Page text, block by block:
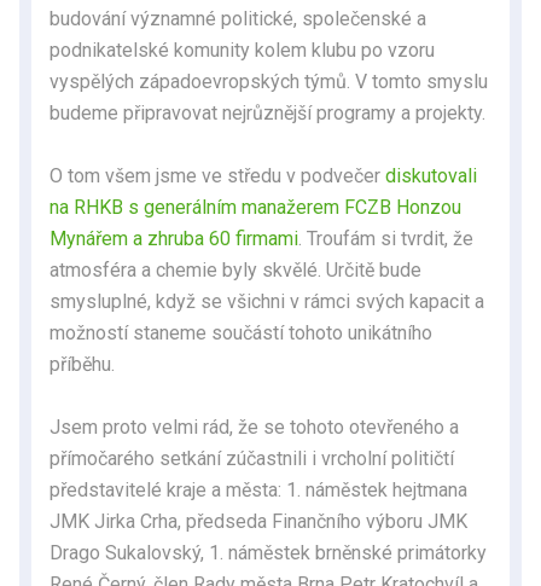
budování významné politické, společenské a
podnikatelské komunity kolem klubu po vzoru
vyspělých západoevropských týmů. V tomto smyslu
budeme připravovat nejrůznější programy a projekty.
O tom všem jsme ve středu v podvečer diskutovali
na RHKB s generálním manažerem FCZB Honzou
Mynářem a zhruba 60 firmami. Troufám si tvrdit, že
atmosféra a chemie byly skvělé. Určitě bude
smysluplné, když se všichni v rámci svých kapacit a
možností staneme součástí tohoto unikátního
příběhu.
Jsem proto velmi rád, že se tohoto otevřeného a
přímočarého setkání zúčastnili i vrcholní političtí
představitelé kraje a města: 1. náměstek hejtmana
JMK Jirka Crha, předseda Finančního výboru JMK
Drago Sukalovský, 1. náměstek brněnské primátorky